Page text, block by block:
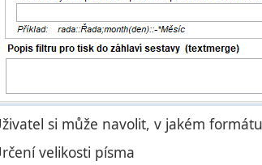
si může navolit, v jakém
velikosti písma